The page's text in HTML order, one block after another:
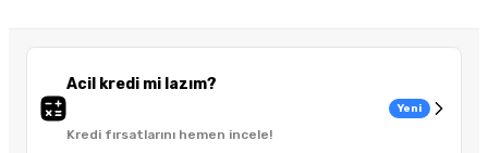
Acil kredi mi lazım?
Kredi fırsatlarını hemen incele!
Yeni